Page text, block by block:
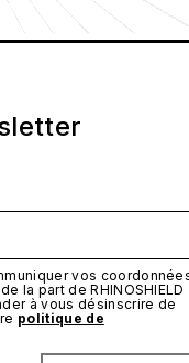
vos
la part de RHINOSHIELD
à vous désinscrire de
politique de